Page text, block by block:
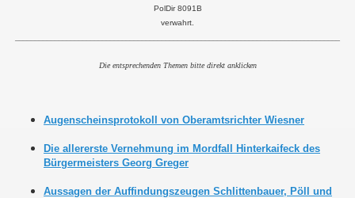
PolDir 8091B
verwahrt.
Die entsprechenden Themen bitte direkt anklicken
Augenscheinsprotokoll von Oberamtsrichter Wiesner
Die allererste Vernehmung im Mordfall Hinterkaifeck des
Bürgermeisters Georg Greger
Aussagen der Auffindungszeugen Schlittenbauer, Pöll und